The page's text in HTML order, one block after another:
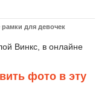
рамки для девочек
Винкс, в онлайне
фото в эту